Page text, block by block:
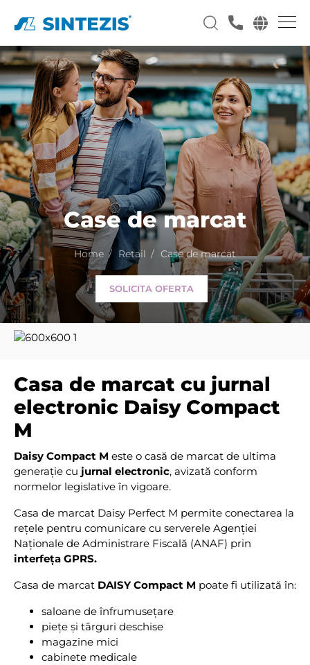
Case de marcat
Home Retail Case de marcat
SOLICITA OFERTA
Casa de marcat cu jurnal
electronic Daisy Compact
M
Daisy Compact M este o casă de marcat de ultima
generație cu jurnal electronic, avizată conform
normelor legislative în vigoare.
Casa de marcat Daisy Perfect M permite conectarea la
rețele pentru comunicare cu serverele Agenției
Naționale de Administrare Fiscală (ANAF) prin
interfeța GPRS.
Casa de marcat DAISY Compact M poate fi utilizată în:
saloane de înfrumusețare
piețe și târguri deschise
magazine mici
cabinete medicale